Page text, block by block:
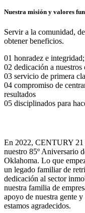
Nuestra misión y valores
Servir a la comunidad,
obtener beneficios.
01 honradez e
02 dedicación a
03 servicio de primera
04 compromiso de
resultados
05 disciplinados para
En 2022, CENTURY 21
nuestro 85º Aniversario
Oklahoma. Lo que
un legado familiar de
dedicación al sector
nuestra familia de
apoyo de nuestra gente
estamos agradecidos.